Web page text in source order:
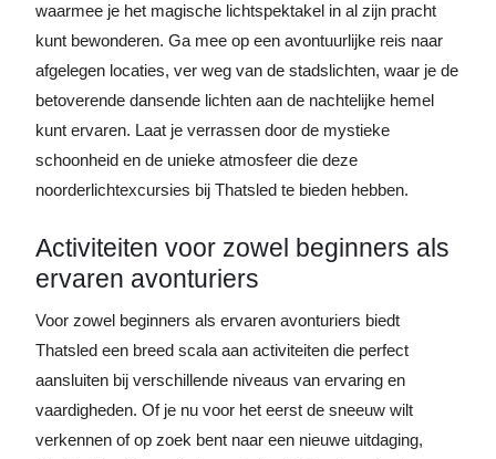
waarmee je het magische lichtspektakel in al zijn pracht
kunt bewonderen. Ga mee op een avontuurlijke reis naar
afgelegen locaties, ver weg van de stadslichten, waar je de
betoverende dansende lichten aan de nachtelijke hemel
kunt ervaren. Laat je verrassen door de mystieke
schoonheid en de unieke atmosfeer die deze
noorderlichtexcursies bij Thatsled te bieden hebben.
Activiteiten voor zowel beginners als
ervaren avonturiers
Voor zowel beginners als ervaren avonturiers biedt
Thatsled een breed scala aan activiteiten die perfect
aansluiten bij verschillende niveaus van ervaring en
vaardigheden. Of je nu voor het eerst de sneeuw wilt
verkennen of op zoek bent naar een nieuwe uitdaging,